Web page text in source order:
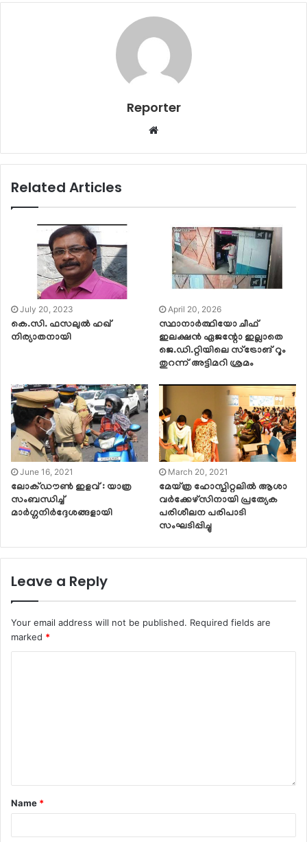
Reporter
Website
Related Articles
July 20, 2023
കെ.സി. ഫസലുൽ ഹഖ്
നിര്യാതനായി
April 20, 2026
സ്ഥാനാര്‍ത്ഥിയോ ചീഫ്
ഇലക്ഷന്‍ ഏജന്റോ ഇല്ലാതെ
ജെ.ഡി.റ്റിയിലെ സ്‌ട്രോങ് റൂം
തുറന്ന് അട്ടിമറി ശ്രമം
June 16, 2021
ലോക്ഡൗണ്‍ ഇളവ് : യാത്ര
സംബന്ധിച്ച്
മാര്‍ഗ്ഗനിര്‍ദ്ദേശങ്ങളായി
March 20, 2021
മേയ്ത്ര ഹോസ്പിറ്റലിൽ ആശാ
വർക്കേഴ്സിനായി പ്രത്യേക
പരിശീലന പരിപാടി
സംഘടിപ്പിച്ചു
Leave a Reply
Your email address will not be published. Required fields are
marked *
Name *